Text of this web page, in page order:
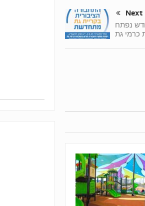
Next
נפתח
כרמי גת